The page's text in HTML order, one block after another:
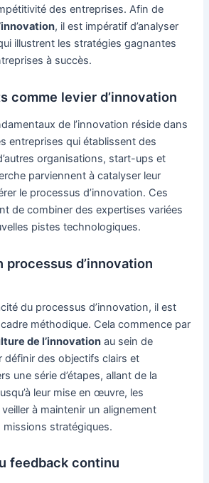
des entreprises. Afin de
, il est impératif d’analyser
illustrent les stratégies gagnantes
à succès.
comme levier d’innovation
de l’innovation réside dans
entreprises qui établissent des
organisations, start-ups et
parviennent à catalyser leur
le processus d’innovation. Ces
de combiner des expertises variées
pistes technologiques.
processus d’innovation
du processus d’innovation, il est
méthodique. Cela commence par
de l’innovation au sein de
définir des objectifs clairs et
une série d’étapes, allant de la
leur mise en œuvre, les
à maintenir un alignement
stratégiques.
feedback continu